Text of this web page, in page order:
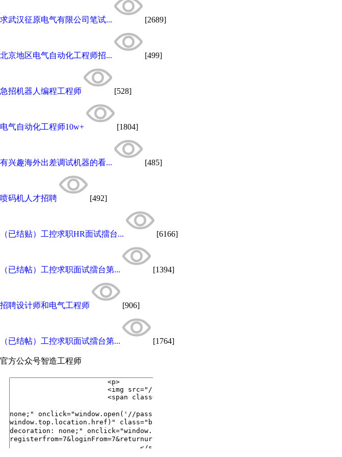
求武汉征原电气有限公司笔试... [2689]
北京地区电气自动化工程师招... [499]
急招机器人编程工程师 [528]
电气自动化工程师10w+ [1804]
有兴趣海外出差调试机器的看... [485]
喷码机人才招聘 [492]
（已结贴）工控求职HR面试擂台... [6166]
（已结帖）工控求职面试擂台第... [1394]
招聘设计师和电气工程师 [906]
（已结帖）工控求职面试擂台第... [1764]
官方公众号智造工程师